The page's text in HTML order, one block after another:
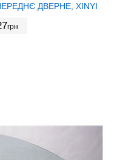
ДВЕРНЕ, XINYI
грн